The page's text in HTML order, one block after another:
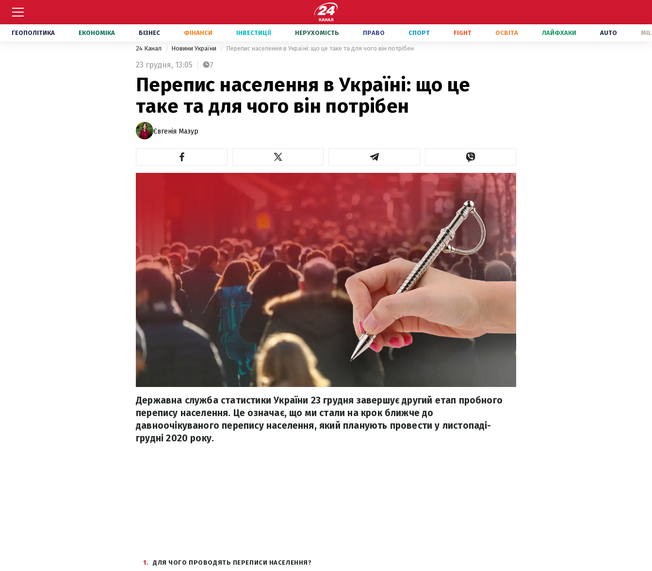
ГЕОПОЛІТИКА ЕКОНОМІКА БІЗНЕС ФІНАНСИ ІНВЕСТИЦІЇ НЕРУХОМІСТЬ ПРАВО СПОРТ FIGHT ОСВІТА ЛАЙФХАКИ AUTO
24 Канал Новини України Перепис населення в Україні: що це таке та для чого він потрібен
23 грудня, 13:05 7
Перепис населення в Україні: що це
таке та для чого він потрібен
Євгенія Мазур
Державна служба статистики України 23 грудня завершує другий етап пробного
перепису населення. Це означає, що ми стали на крок ближче до
давноочікуваного перепису населення, який планують провести у листопаді-
грудні 2020 року.
1 ДЛЯ ЧОГО ПРОВОДЯТЬ ПЕРЕПИСИ НАСЕЛЕННЯ?